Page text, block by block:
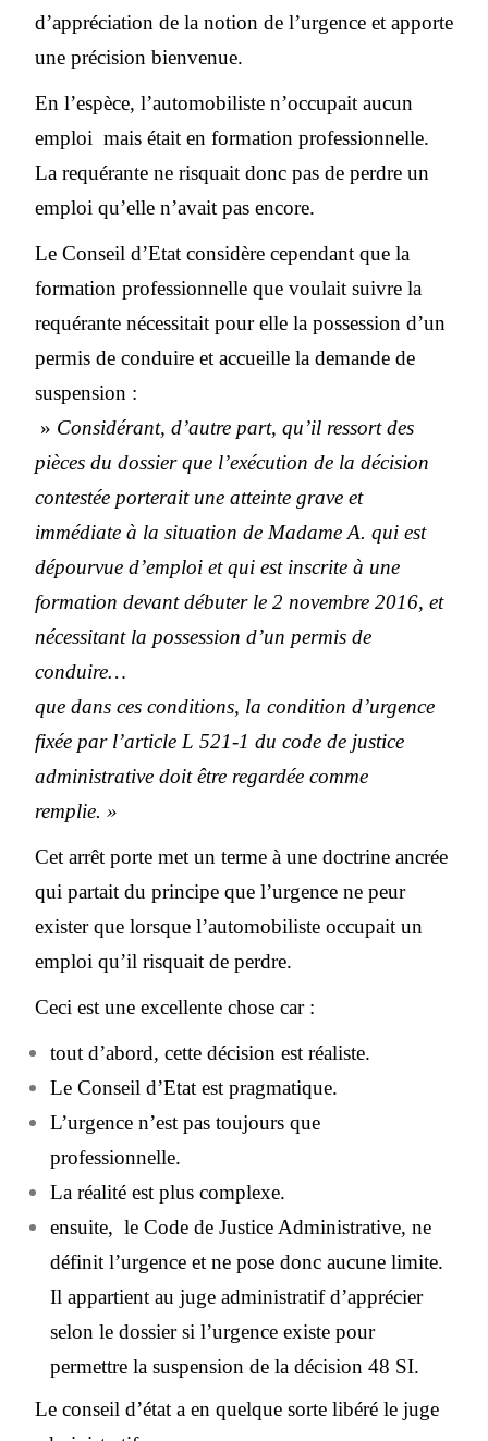
d’appréciation de la notion de l’urgence et apporte
une précision bienvenue.
En l’espèce, l’automobiliste n’occupait aucun
emploi mais était en formation professionnelle.
La requérante ne risquait donc pas de perdre un
emploi qu’elle n’avait pas encore.
Le Conseil d’Etat considère cependant que la
formation professionnelle que voulait suivre la
requérante nécessitait pour elle la possession d’un
permis de conduire et accueille la demande de
suspension :
» Considérant, d’autre part, qu’il ressort des
pièces du dossier que l’exécution de la décision
contestée porterait une atteinte grave et
immédiate à la situation de Madame A. qui est
dépourvue d’emploi et qui est inscrite à une
formation devant débuter le 2 novembre 2016, et
nécessitant la possession d’un permis de
conduire…
que dans ces conditions, la condition d’urgence
fixée par l’article L 521-1 du code de justice
administrative doit être regardée comme
remplie. »
Cet arrêt porte met un terme à une doctrine ancrée
qui partait du principe que l’urgence ne peur
exister que lorsque l’automobiliste occupait un
emploi qu’il risquait de perdre.
Ceci est une excellente chose car :
tout d’abord, cette décision est réaliste.
Le Conseil d’Etat est pragmatique.
L’urgence n’est pas toujours que
professionnelle.
La réalité est plus complexe.
ensuite, le Code de Justice Administrative, ne
définit l’urgence et ne pose donc aucune limite.
Il appartient au juge administratif d’apprécier
selon le dossier si l’urgence existe pour
permettre la suspension de la décision 48 SI.
Le conseil d’état a en quelque sorte libéré le juge